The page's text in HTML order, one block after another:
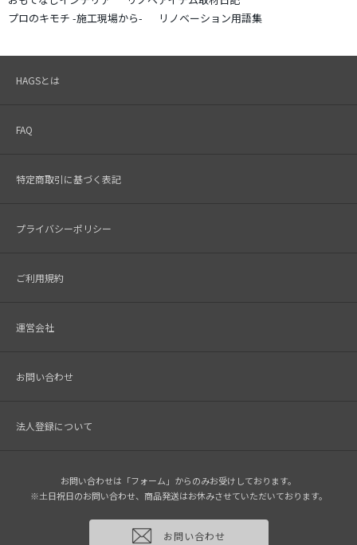
プロのキモチ -施工現場から-
リノベーション用語集
HAGSとは
FAQ
特定商取引に基づく表記
プライバシーポリシー
ご利用規約
運営会社
お問い合わせ
法人登録について
お問い合わせは「フォーム」からのみお受けしております。
※土日祝日のお問い合わせ、商品発送はお休みさせていただいております。
お問い合わせ